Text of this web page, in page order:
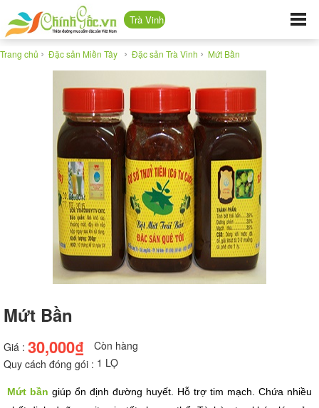
Trà Vinh
Trang chủ › Đặc sản Miền Tây › Đặc sản Trà Vinh › Mứt Bần
Mứt Bần
Giá : 30,000₫
Còn hàng
Quy cách đóng gói : 1 LỌ
Mứt bần giúp ổn định đường huyết. Hỗ trợ tim mạch. Chứa nhiều